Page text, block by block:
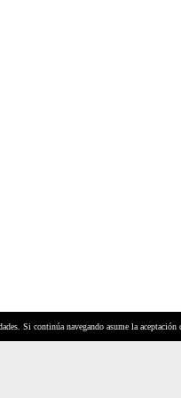
Si continúa navegando asume la aceptación